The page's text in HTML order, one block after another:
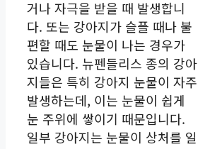
거나 자극을 받을 때 발생합니
다. 또는 강아지가 슬플 때나 불
편할 때도 눈물이 나는 경우가
있습니다. 뉴펜들리스 종의 강아
지들은 특히 강아지 눈물이 자주
발생하는데, 이는 눈물이 쉽게
눈 주위에 쌓이기 때문입니다.
일부 강아지는 눈물이 상처를 일